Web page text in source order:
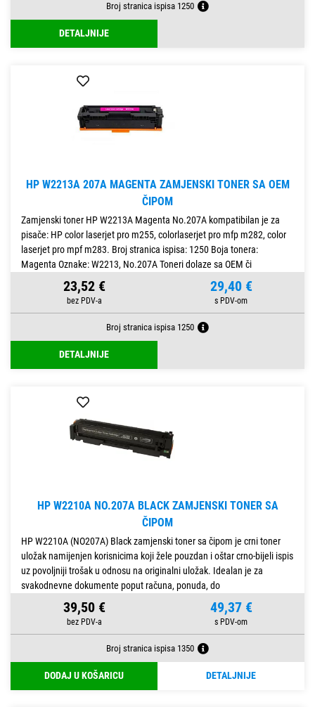
Broj stranica ispisa 1250
DETALJNIJE
HP W2213A 207A MAGENTA ZAMJENSKI TONER SA OEM
ČIPOM
Zamjenski toner HP W2213A Magenta No.207A kompatibilan je za
pisače: HP color laserjet pro m255, colorlaserjet pro mfp m282, color
laserjet pro mpf m283. Broj stranica ispisa: 1250 Boja tonera:
Magenta Oznake: W2213, No.207A Toneri dolaze sa OEM či
23,52 € 29,40 €
Broj stranica ispisa 1250
DETALJNIJE
HP W2210A NO.207A BLACK ZAMJENSKI TONER SA
ČIPOM
HP W2210A (NO207A) Black zamjenski toner sa čipom je crni toner
uložak namijenjen korisnicima koji žele pouzdan i oštar crno-bijeli ispis
uz povoljniji trošak u odnosu na originalni uložak. Idealan je za
svakodnevne dokumente poput računa, ponuda, do
39,50 € 49,37 €
Broj stranica ispisa 1350
DODAJ U KOŠARICU DETALJNIJE